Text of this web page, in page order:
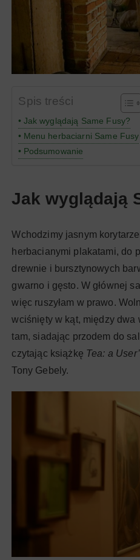
Spis treści
Jak wyglądają Same Fusy?
Menu herbaciarni Same Fusy
Podsumowanie
Jak wyglądają
Wchodzimy jasnym
herbacianymi plakatami, do
drewnie i bursztynowych
gwarno i gęsto. W głównej
więc ruszyłam w prawo.
wciśnięty w kąt, między dwa
tam, siadając przodem do
czytając książkę Tea: a
Tony Gebely.